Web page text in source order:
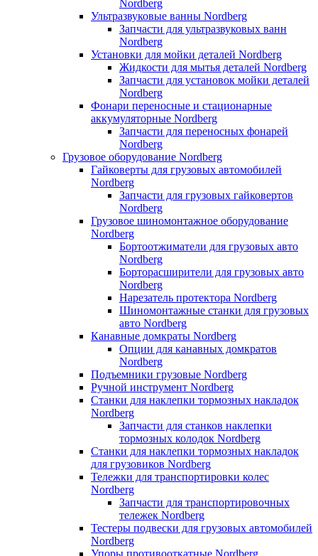
Nordberg
Ультразвуковые ванны Nordberg
Запчасти для ультразвуковых ванн
Nordberg
Установки для мойки деталей Nordberg
Жидкости для мытья деталей Nordberg
Запчасти для установок мойки деталей
Nordberg
Фонари переносные и стационарные
аккумуляторные Nordberg
Запчасти для переносных фонарей
Nordberg
Грузовое оборудование Nordberg
Гайковерты для грузовых автомобилей
Nordberg
Запчасти для грузовых гайковертов
Nordberg
Грузовое шиномонтажное оборудование
Nordberg
Бортоотжиматели для грузовых авто
Nordberg
Борторасширители для грузовых авто
Nordberg
Нарезатель протектора Nordberg
Шиномонтажные станки для грузовых
авто Nordberg
Канавные домкраты Nordberg
Опции для канавных домкратов
Nordberg
Подъемники грузовые Nordberg
Ручной инструмент Nordberg
Станки для наклепки тормозных накладок
Nordberg
Запчасти для станков наклепки
тормозных колодок Nordberg
Станки для наклепки тормозных накладок
для грузовиков Nordberg
Тележки для транспортировки колес
Nordberg
Запчасти для транспортировочных
тележек Nordberg
Тестеры подвески для грузовых автомобилей
Nordberg
Упоры противооткатные Nordberg